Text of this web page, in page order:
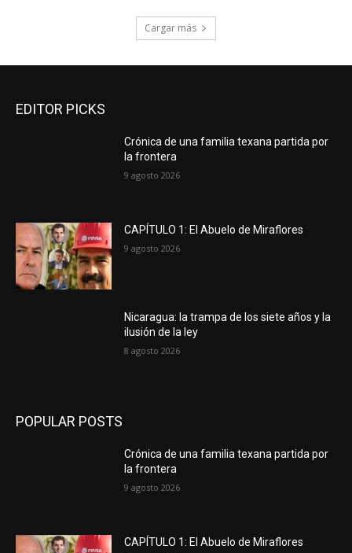
Cargar más
EDITOR PICKS
Crónica de una familia texana partida por
la frontera
9 agosto 2026
CAPÍTULO 1: El Abuelo de Miraflores
9 agosto 2026
Nicaragua: la trampa de los siete años y la
ilusión de la ley
8 agosto 2026
POPULAR POSTS
Crónica de una familia texana partida por
la frontera
9 agosto 2026
CAPÍTULO 1: El Abuelo de Miraflores